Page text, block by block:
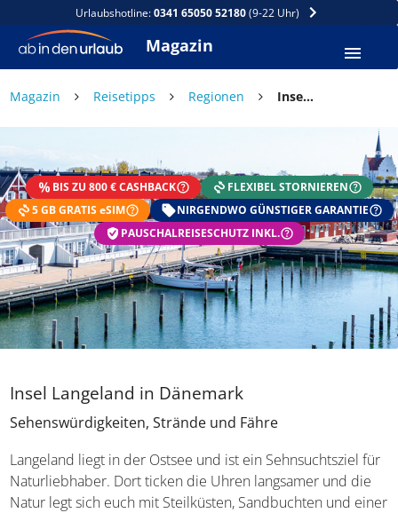
Urlaubshotline:0341 65050 52180(9-22 Uhr)
Magazin
Magazin Reisetipps Regionen Insel Langeland in Dänemark
BIS ZU 800 € CASHBACK
FLEXIBEL STORNIEREN
5 GB GRATIS eSIM
NIRGENDWO GÜNSTIGER GARANTIE
PAUSCHALREISESCHUTZ INKL.
Insel Langeland in Dänemark
Sehenswürdigkeiten, Strände und Fähre
Langeland liegt in der Ostsee und ist ein Sehnsuchtsziel für
Naturliebhaber. Dort ticken die Uhren langsamer und die
Natur legt sich euch mit Steilküsten, Sandbuchten und einer